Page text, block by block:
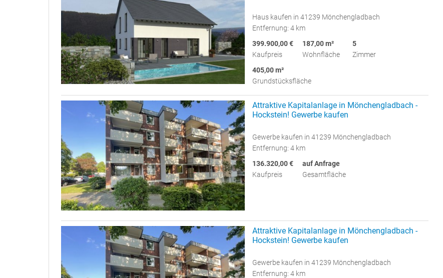
Haus kaufen in 41239 Mönchengladbach
Entfernung: 4 km
399.900,00 €
Kaufpreis
187,00 m²
Wohnfläche
5
Zimmer
405,00 m²
Grundstücksfläche
Attraktive Kapitalanlage in Mönchengladbach -
Hockstein! Gewerbe kaufen
Gewerbe kaufen in 41239 Mönchengladbach
Entfernung: 4 km
136.320,00 €
Kaufpreis
auf Anfrage
Gesamtfläche
Attraktive Kapitalanlage in Mönchengladbach -
Hockstein! Gewerbe kaufen
Gewerbe kaufen in 41239 Mönchengladbach
Entfernung: 4 km